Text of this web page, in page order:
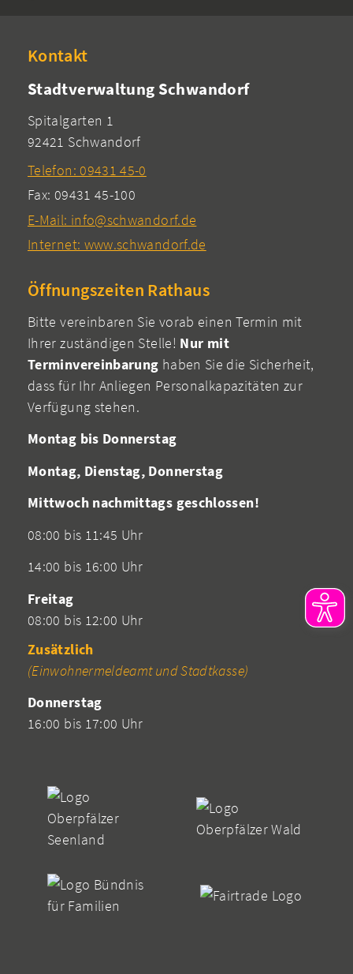
Kontakt
Stadtverwaltung Schwandorf
Spitalgarten 1
92421 Schwandorf
Telefon: 09431 45-0
Fax: 09431 45-100
E-Mail: info@schwandorf.de
Internet: www.schwandorf.de
Öffnungszeiten Rathaus
Bitte vereinbaren Sie vorab einen Termin mit
Ihrer zuständigen Stelle! Nur mit
Terminvereinbarung haben Sie die Sicherheit,
dass für Ihr Anliegen Personalkapazitäten zur
Verfügung stehen.
Montag bis Donnerstag
Montag, Dienstag, Donnerstag
Mittwoch nachmittags geschlossen!
08:00 bis 11:45 Uhr
14:00 bis 16:00 Uhr
Freitag
08:00 bis 12:00 Uhr
Zusätzlich
(Einwohnermeldeamt und Stadtkasse)
Donnerstag
16:00 bis 17:00 Uhr